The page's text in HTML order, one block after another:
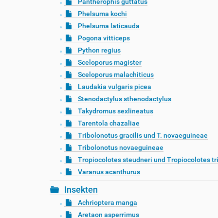
Phelsuma kochi
Phelsuma laticauda
Pogona vitticeps
Python regius
Sceloporus magister
Sceloporus malachiticus
Laudakia vulgaris picea
Stenodactylus sthenodactylus
Takydromus sexlineatus
Tarentola chazaliae
Tribolonotus gracilis und T. novaeguineae
Tribolonotus novaeguineae
Tropiocolotes steudneri und Tropiocolotes
Varanus acanthurus
Insekten
Achrioptera manga
Aretaon asperrimus